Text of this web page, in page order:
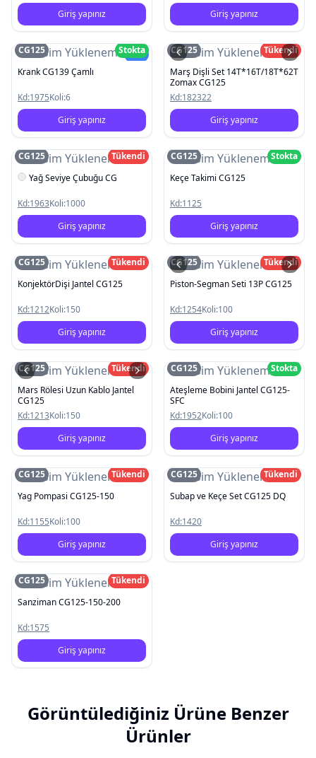
Giriş yapınız Giriş yapınız
Resim YüklenemediYeni
CG125
Stokta
Krank CG139 Çamlı
Kd:1975Koli:6
Giriş yapınız
Resim Yüklenemedi
CG125
Tükendi
Marş Dişli Set 14T*16T/18T*62T
Zomax CG125
Kd:182322
Giriş yapınız
Resim Yüklenemedi
CG125
Tükendi
Yağ Seviye Çubuğu CG
Kd:1963Koli:1000
Giriş yapınız
Resim Yüklenemedi
CG125
Stokta
Keçe Takimi CG125
Kd:1125
Giriş yapınız
Resim Yüklenemedi
CG125
Tükendi
KonjektörDişi Jantel CG125
Kd:1212Koli:150
Giriş yapınız
Resim Yüklenemedi
CG125
Tükendi
Piston-Segman Seti 13P CG125
Kd:1254Koli:100
Giriş yapınız
Resim Yüklenemedi
CG125
Tükendi
Mars Rölesi Uzun Kablo Jantel
CG125
Kd:1213Koli:150
Giriş yapınız
Resim Yüklenemedi
CG125
Stokta
Ateşleme Bobini Jantel CG125-
SFC
Kd:1952Koli:100
Giriş yapınız
Resim Yüklenemedi
CG125
Tükendi
Yag Pompasi CG125-150
Kd:1155Koli:100
Giriş yapınız
Resim Yüklenemedi
CG125
Tükendi
Subap ve Keçe Set CG125 DQ
Kd:1420
Giriş yapınız
Resim Yüklenemedi
CG125
Tükendi
Sanziman CG125-150-200
Kd:1575
Giriş yapınız
Görüntülediğiniz Ürüne Benzer
Ürünler